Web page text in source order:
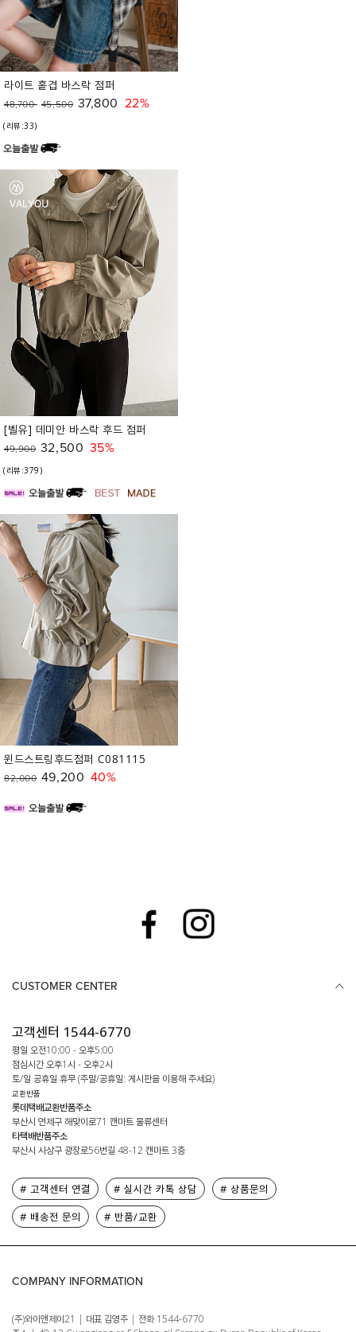
라이트 홑겹 바스락 점퍼
48,700 45,500 37,800 22%
(리뷰:33)
[벨유] 데미안 바스락 후드 점퍼
49,900 32,500 35%
(리뷰:379)
윈드스트링후드점퍼 C081115
82,000 49,200 40%
CUSTOMER CENTER
고객센터 1544-6770
평일 오전10:00 - 오후5:00
점심시간 오후1시 - 오후2시
토/일 공휴일 휴무 (주말/공휴일: 게시판을 이용해 주세요)
교환반품
롯데택배교환반품주소
부산시 연제구 해맞이로71 캔마트 물류센터
타택배반품주소
부산시 사상구 광장로56번길 48-12 캔마트 3층
# 고객센터 연결 # 실시간 카톡 상담
# 상품문의
# 배송전 문의
# 반품/교환
COMPANY INFORMATION
(주)와이앤제이21 | 대표 김영주 | 전화 1544-6770